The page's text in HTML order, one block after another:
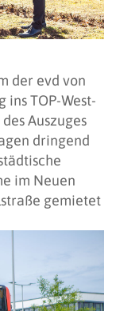
der evd von
TOP-West-
Auszuges
dringend
im Neuen
gemietet